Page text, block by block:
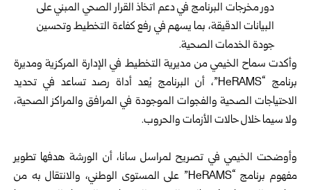
دور مخرجات البرنامج في دعم اتخاذ القرار الصحي المبني على
البيانات الدقيقة، بما يسهم في رفع كفاءة التخطيط وتحسين
جودة الخدمات الصحية.
وأكدت سماح الخيمي من مديرية التخطيط في الإدارة المركزية ومديرة
برنامج “HeRAMS”، أن البرنامج يُعد أداة رصد تساعد في تحديد
الاحتياجات الصحية والفجوات الموجودة في المرافق والمراكز الصحية،
ولا سيما خلال حالات الأزمات والحروب.
وأوضحت الخيمي في تصريح لمراسل سانا، أن الورشة هدفها تطوير
مفهوم برنامج “HeRAMS” على المستوى الوطني، والانتقال به من